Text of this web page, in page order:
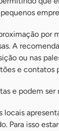
por
A
ou nas
e contatos
e podem ser
locais
Para isso